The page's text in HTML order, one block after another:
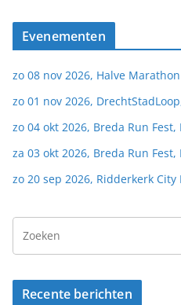
Evenementen
zo 08 nov 2026, Halve
zo 01 nov 2026,
zo 04 okt 2026, Breda Run Fest,
za 03 okt 2026, Breda Run Fest,
zo 20 sep 2026, Ridderkerk City
Recente berichten